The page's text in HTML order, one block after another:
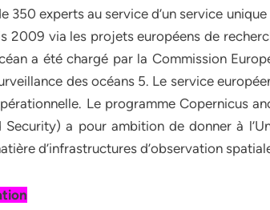
350 experts au service d’un service
2009 via les projets européens de
a été chargé par la Commission
des océans 5. Le service
Le programme Copernicus
a pour ambition de donner à
d’infrastructures d’observation